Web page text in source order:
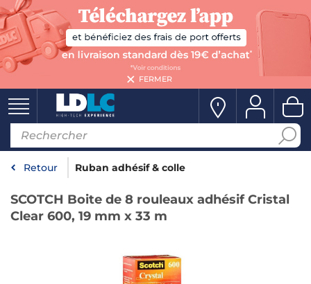
FERMER
Retour Ruban adhésif & colle
SCOTCH Boite de 8 rouleaux adhésif Cristal
Clear 600, 19 mm x 33 m